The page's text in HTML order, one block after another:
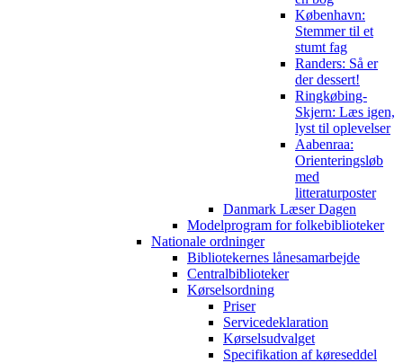
København:
Stemmer til et
stumt fag
Randers: Så er
der dessert!
Ringkøbing-
Skjern: Læs igen,
lyst til oplevelser
Aabenraa:
Orienteringsløb
med
litteraturposter
Danmark Læser Dagen
Modelprogram for folkebiblioteker
Nationale ordninger
Bibliotekernes lånesamarbejde
Centralbiblioteker
Kørselsordning
Priser
Servicedeklaration
Kørselsudvalget
Specifikation af køreseddel